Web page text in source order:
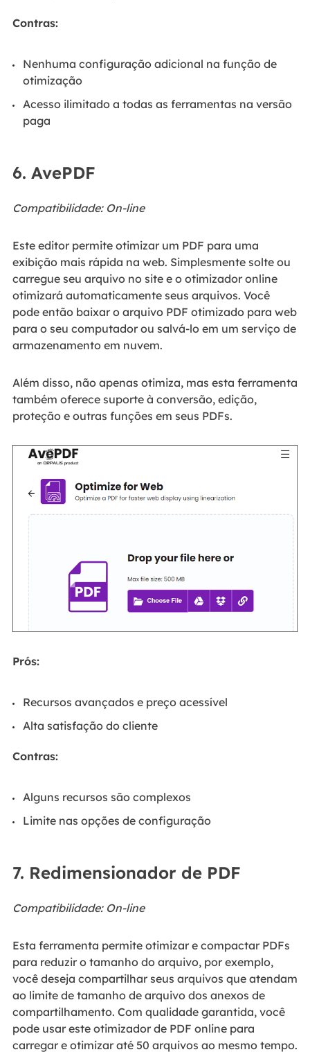
Contras:
Nenhuma configuração adicional na função de
otimização
Acesso ilimitado a todas as ferramentas na versão
paga
6. AvePDF
Compatibilidade: On-line
Este editor permite otimizar um PDF para uma
exibição mais rápida na web. Simplesmente solte ou
carregue seu arquivo no site e o otimizador online
otimizará automaticamente seus arquivos. Você
pode então baixar o arquivo PDF otimizado para web
para o seu computador ou salvá-lo em um serviço de
armazenamento em nuvem.
Além disso, não apenas otimiza, mas esta ferramenta
também oferece suporte à conversão, edição,
proteção e outras funções em seus PDFs.
Prós:
Recursos avançados e preço acessível
Alta satisfação do cliente
Contras:
Alguns recursos são complexos
Limite nas opções de configuração
7. Redimensionador de PDF
Compatibilidade: On-line
Esta ferramenta permite otimizar e compactar PDFs
para reduzir o tamanho do arquivo, por exemplo,
você deseja compartilhar seus arquivos que atendam
ao limite de tamanho de arquivo dos anexos de
compartilhamento. Com qualidade garantida, você
pode usar este otimizador de PDF online para
carregar e otimizar até 50 arquivos ao mesmo tempo.